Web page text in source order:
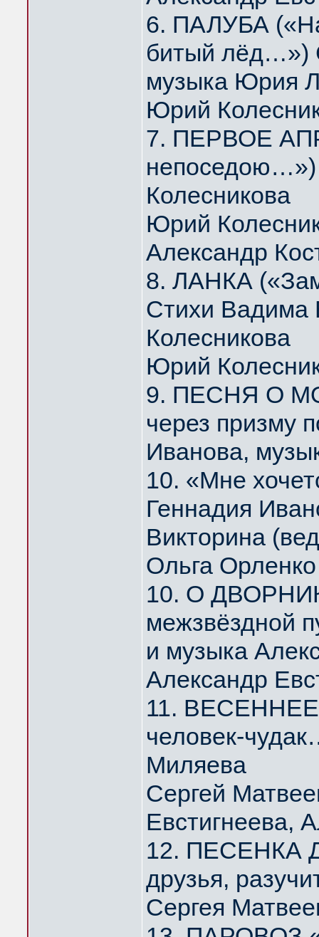
6. ПАЛУБА
битый лёд…»)
музыка Юрия
Юрий
7. ПЕРВОЕ
Колесникова
Юрий
Александр
8. ЛАНКА
Стихи Вадима
Колесникова
Юрий
9. ПЕСНЯ О
через призму
Иванова,
10. «Мне
Геннадия
Викторина
Ольга Орленко
10. О
межзвёздной
и музыка
Александр
11. ВЕСЕННЕЕ
человек-
Миляева
Сергей
Евстигнеева,
12. ПЕСЕНКА
друзья,
Сергея